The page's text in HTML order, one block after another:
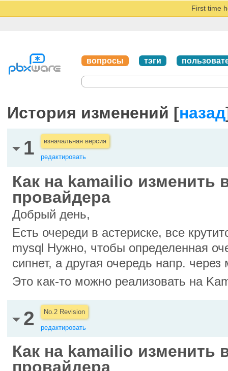
First time
вопросы тэги
История изменений [назад
1 изначальная версия
редактировать
Как на kamailio изменить
провайдера
Добрый день,
Есть очереди в астериске, все
mysql Нужно, чтобы определенная
сипнет, а другая очередь напр. через
Это как-то можно реализовать на
2 No.2 Revision
редактировать
Как на kamailio изменить
провайдера